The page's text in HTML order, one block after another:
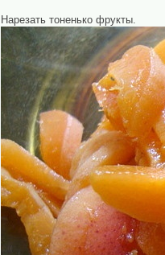
Нарезать тоненько фрукты.